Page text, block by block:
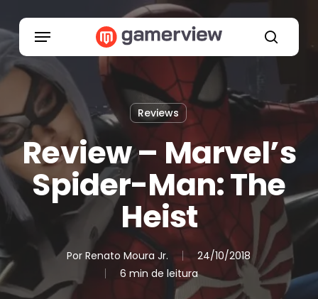
to
content
search
Menu
Reviews
Review – Marvel’s
Spider-Man: The
Heist
Por Renato Moura Jr.
24/10/2018
6 min de leitura